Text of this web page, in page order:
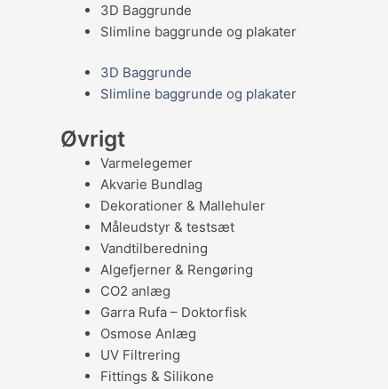
3D Baggrunde
Slimline baggrunde og plakater
3D Baggrunde
Slimline baggrunde og plakater
Øvrigt
Varmelegemer
Akvarie Bundlag
Dekorationer & Mallehuler
Måleudstyr & testsæt
Vandtilberedning
Algefjerner & Rengøring
CO2 anlæg
Garra Rufa – Doktorfisk
Osmose Anlæg
UV Filtrering
Fittings & Silikone